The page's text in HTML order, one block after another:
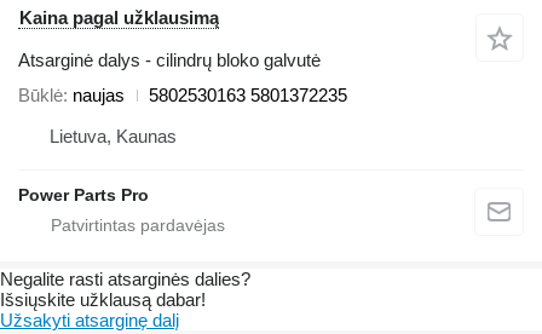
Kaina pagal užklausimą
Atsarginė dalys - cilindrų bloko galvutė
Būklė naujas
5802530163 5801372235
Lietuva, Kaunas
Power Parts Pro
Negalite rasti atsarginės dalies?
Išsiųskite užklausą dabar!
Užsakyti atsarginę dalį